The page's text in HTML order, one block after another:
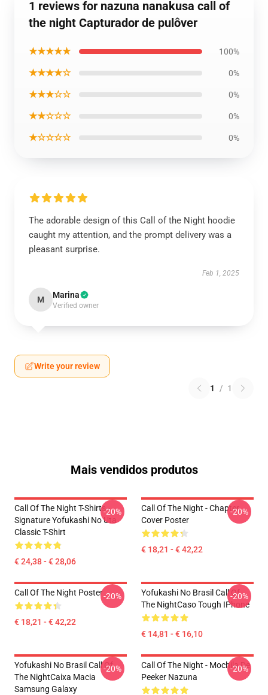
1 reviews for nazuna nanakusa call of
the night Capturador de pulôver
★★★★★ 100%
★★★★☆ 0%
★★★☆☆ 0%
★★☆☆☆ 0%
★☆☆☆☆ 0%
The adorable design of this Call of the Night hoodie
caught my attention, and the prompt delivery was a
pleasant surprise.
Feb 1, 2025
M Marina
Verified owner
Write your review
1 / 1
Mais vendidos produtos
Call Of The Night T-Shirts -
Signature Yofukashi No Uta
Classic T-Shirt
€ 24,38 - € 28,06
-20%
Call Of The Night - Chapter
Cover Poster
€ 18,21 - € 42,22
-20%
Call Of The Night Poster
€ 18,21 - € 42,22
-20%
Yofukashi No Brasil Call Of
The NightCaso Tough IPhone
€ 14,81 - € 16,10
-20%
Yofukashi No Brasil Call Of
The NightCaixa Macia
Samsung Galaxy
-20%
Call Of The Night - Mochila De
Peeker Nazuna
-20%